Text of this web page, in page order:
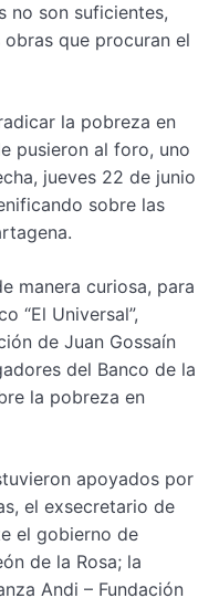
no son suficientes,
que procuran el
la pobreza en
pusieron al foro, uno
jueves 22 de junio
sobre las
manera curiosa, para
“El Universal”,
de Juan Gossaín
del Banco de la
la pobreza en
apoyados por
el exsecretario de
el gobierno de
de la Rosa; la
Andi – Fundación